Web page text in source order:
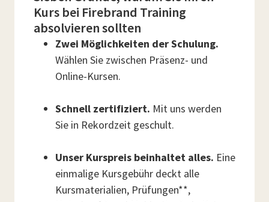
Kurs bei Firebrand Training
absolvieren sollten
Zwei Möglichkeiten der Schulung.
Wählen Sie zwischen Präsenz- und
Online-Kursen.
Schnell zertifiziert. Mit uns werden
Sie in Rekordzeit geschult.
Unser Kurspreis beinhaltet alles. Eine
einmalige Kursgebühr deckt alle
Kursmaterialien, Prüfungen**,